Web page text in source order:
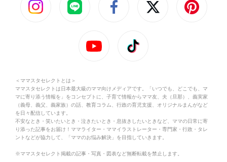
＜ママスタセレクトとは＞
ママスタセレクトは日本最大級のママ向けメディアです。「いつでも、どこでも、マ
マに寄り添う情報を」をコンセプトに、子育て情報からママ友、夫（旦那）、義実家
（義母、義父、義家族）の話、教育コラム、行政の育児支援、オリジナルまんがなど
を日々配信しています。
不安なとき・笑いたいとき・泣きたいとき・息抜きしたいときなど、ママの日常に寄
り添った記事をお届け！ママライター・ママイラストレーター・専門家・行政・タレ
ントなどが協力して、「ママのお悩み解決」を目指していきます。
※ママスタセレクト掲載の記事・写真・図表など無断転載を禁止します。